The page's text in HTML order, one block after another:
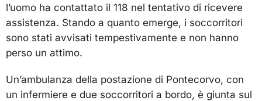
l’uomo ha contattato il 118 nel tentativo di ricevere
assistenza. Stando a quanto emerge, i soccorritori
sono stati avvisati tempestivamente e non hanno
perso un attimo.
Un’ambulanza della postazione di Pontecorvo, con
un infermiere e due soccorritori a bordo, è giunta sul